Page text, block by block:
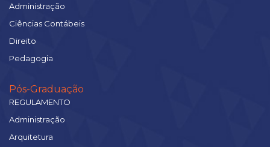
Administração
Ciências Contábeis
Direito
Pedagogia
Pós-Graduação
REGULAMENTO
Administração
Arquitetura